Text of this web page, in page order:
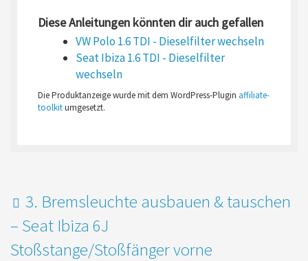
Diese Anleitungen könnten dir auch gefallen
VW Polo 1.6 TDI - Dieselfilter wechseln
Seat Ibiza 1.6 TDI - Dieselfilter
wechseln
Die Produktanzeige wurde mit dem WordPress-Plugin affiliate-
toolkitumgesetzt.
3. Bremsleuchte ausbauen & tauschen
– Seat Ibiza 6J
Stoßstange/Stoßfänger vorne